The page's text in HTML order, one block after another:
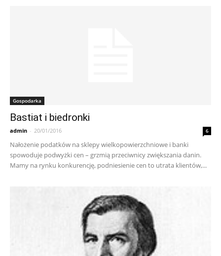
Gospodarka
Bastiat i biedronki
admin - 20/01/2016 6
Nałożenie podatków na sklepy wielkopowierzchniowe i banki
spowoduje podwyżki cen – grzmią przeciwnicy zwiększania danin.
Mamy na rynku konkurencję, podniesienie cen to utrata klientów,...